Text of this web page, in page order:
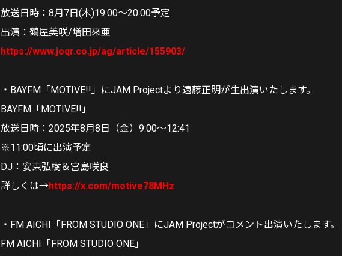
放送日時： 8月7日(木)19:00〜20:00予定
出演：鶴屋美咲/増田來亜
https://www.joqr.co.jp/ag/article/155903/
・BAYFM「MOTIVE!!」にJAM Projectより遠藤正明が生出演いたします。
BAYFM「MOTIVE!!」
放送日時：2025年8月8日（金）9:00～12:41
※11:00頃に出演予定
DJ：安東弘樹＆宮島咲良
詳しくは→https://x.com/motive78MHz
・FM AICHI「FROM STUDIO ONE」にJAM Projectがコメント出演いたします。
FM AICHI「FROM STUDIO ONE」